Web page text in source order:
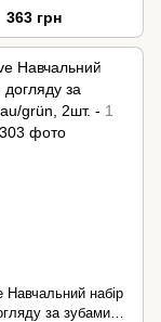
10 шт/ящ
363 грн
Навчальний набір
за зубами